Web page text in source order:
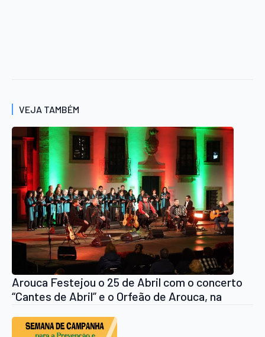
VEJA TAMBÉM
Arouca Festejou o 25 de Abril com o concerto
“Cantes de Abril” e o Orfeão de Arouca, na